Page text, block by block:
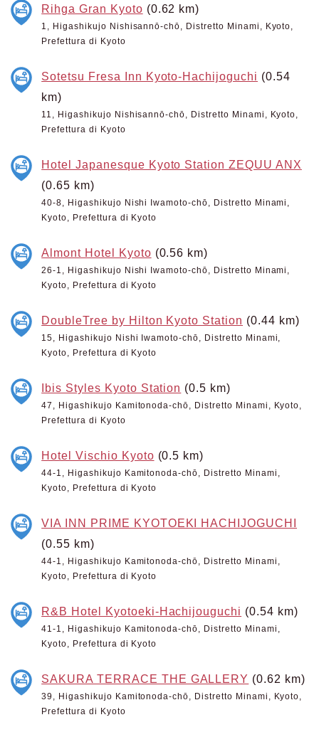
Rihga Gran Kyoto (0.62 km)
1, Higashikujo Nishisannō-chō, Distretto Minami, Kyoto,
Prefettura di Kyoto
Sotetsu Fresa Inn Kyoto-Hachijoguchi (0.54
km)
11, Higashikujo Nishisannō-chō, Distretto Minami, Kyoto,
Prefettura di Kyoto
Hotel Japanesque Kyoto Station ZEQUU ANX
(0.65 km)
40-8, Higashikujo Nishi Iwamoto-chō, Distretto Minami,
Kyoto, Prefettura di Kyoto
Almont Hotel Kyoto (0.56 km)
26-1, Higashikujo Nishi Iwamoto-chō, Distretto Minami,
Kyoto, Prefettura di Kyoto
DoubleTree by Hilton Kyoto Station (0.44 km)
15, Higashikujo Nishi Iwamoto-chō, Distretto Minami,
Kyoto, Prefettura di Kyoto
Ibis Styles Kyoto Station (0.5 km)
47, Higashikujo Kamitonoda-chō, Distretto Minami, Kyoto,
Prefettura di Kyoto
Hotel Vischio Kyoto (0.5 km)
44-1, Higashikujo Kamitonoda-chō, Distretto Minami,
Kyoto, Prefettura di Kyoto
VIA INN PRIME KYOTOEKI HACHIJOGUCHI
(0.55 km)
44-1, Higashikujo Kamitonoda-chō, Distretto Minami,
Kyoto, Prefettura di Kyoto
R&B Hotel Kyotoeki-Hachijouguchi (0.54 km)
41-1, Higashikujo Kamitonoda-chō, Distretto Minami,
Kyoto, Prefettura di Kyoto
SAKURA TERRACE THE GALLERY (0.62 km)
39, Higashikujo Kamitonoda-chō, Distretto Minami, Kyoto,
Prefettura di Kyoto